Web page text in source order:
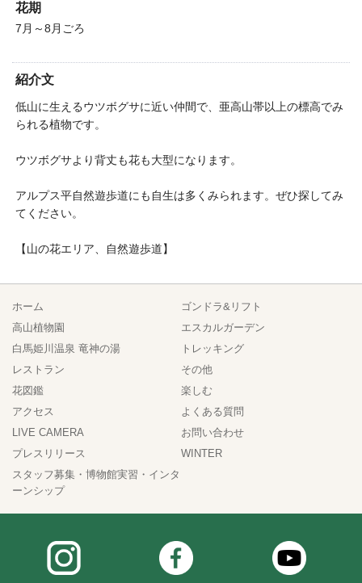
花期
7月～8月ごろ
紹介文
低山に生えるウツボグサに近い仲間で、亜高山帯以上の標高でみ
られる植物です。
ウツボグサより背丈も花も大型になります。
アルプス平自然遊歩道にも自生は多くみられます。 ぜひ探してみ
てください。
【山の花エリア、自然遊歩道】
ホーム
ゴンドラ&リフト
高山植物園
エスカルガーデン
白馬姫川温泉 竜神の湯
トレッキング
レストラン
その他
花図鑑
楽しむ
アクセス
よくある質問
LIVE CAMERA
お問い合わせ
プレスリリース
WINTER
スタッフ募集・博物館実習・インタ
ーンシップ